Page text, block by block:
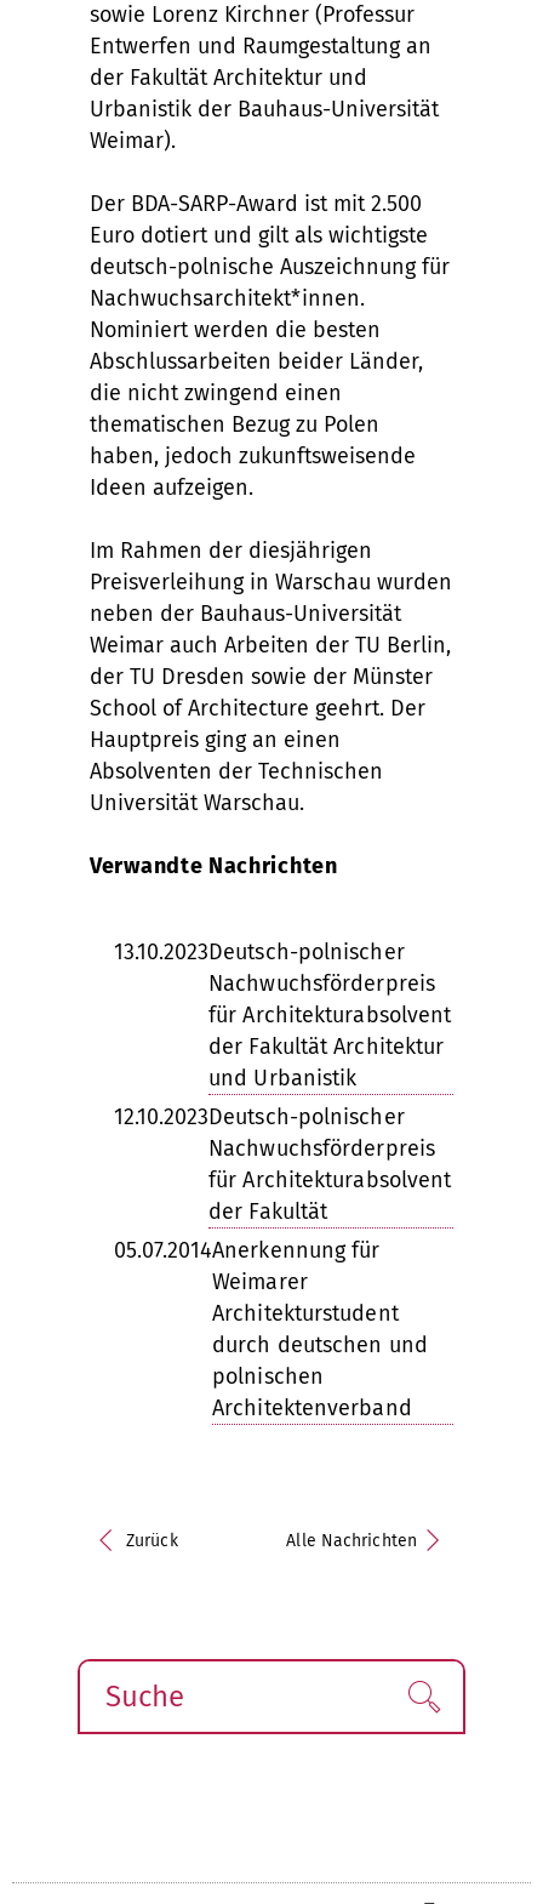
sowie Lorenz Kirchner (Professur
Entwerfen und Raumgestaltung an
der Fakultät Architektur und
Urbanistik der Bauhaus-Universität
Weimar).
Der BDA-SARP-Award ist mit 2.500
Euro dotiert und gilt als wichtigste
deutsch-polnische Auszeichnung für
Nachwuchsarchitekt*innen.
Nominiert werden die besten
Abschlussarbeiten beider Länder,
die nicht zwingend einen
thematischen Bezug zu Polen
haben, jedoch zukunftsweisende
Ideen aufzeigen.
Im Rahmen der diesjährigen
Preisverleihung in Warschau wurden
neben der Bauhaus-Universität
Weimar auch Arbeiten der TU Berlin,
der TU Dresden sowie der Münster
School of Architecture geehrt. Der
Hauptpreis ging an einen
Absolventen der Technischen
Universität Warschau.
Verwandte Nachrichten
13.10.2023Deutsch-polnischer
Nachwuchsförderpreis
für Architekturabsolvent
der Fakultät Architektur
und Urbanistik
12.10.2023Deutsch-polnischer
Nachwuchsförderpreis
für Architekturabsolvent
der Fakultät
05.07.2014Anerkennung für
Weimarer
Architekturstudent
durch deutschen und
polnischen
Architektenverband
Zurück Alle Nachrichten
Suche Finden!